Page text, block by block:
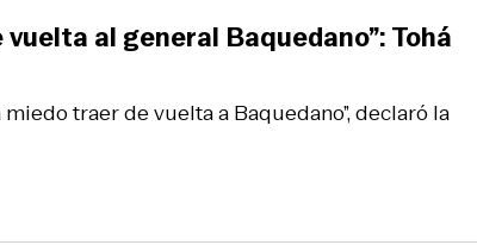
traer de vuelta a Baquedano”, declaró la
al general Baquedano”: Tohá